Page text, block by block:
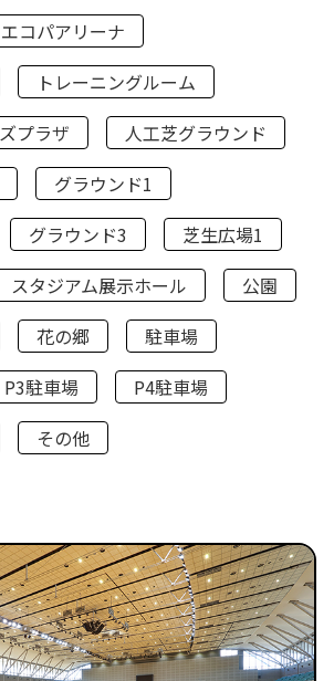
エコパアリーナ
トレーニングルーム
プラザ
人工芝グラウンド
グラウンド1
グラウンド3
芝生広場1
スタジアム展示ホール
公園
花の郷
駐車場
P3駐車場
P4駐車場
その他